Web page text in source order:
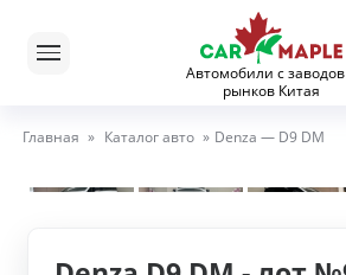
Автомобили с
рынков Китая
Главная » Каталог авто » Denza — D9 DM